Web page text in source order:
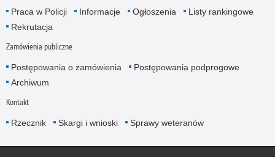
Praca w Policji Informacje Ogłoszenia
Listy rankingowe
Rekrutacja
Zamówienia publiczne
Postępowania o zamówienia
Postępowania podprogowe
Archiwum
Kontakt
Rzecznik Skargi i wnioski Sprawy weteranów